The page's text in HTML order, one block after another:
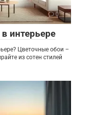
0
интерьере
Цветочные обои –
из сотен стилей